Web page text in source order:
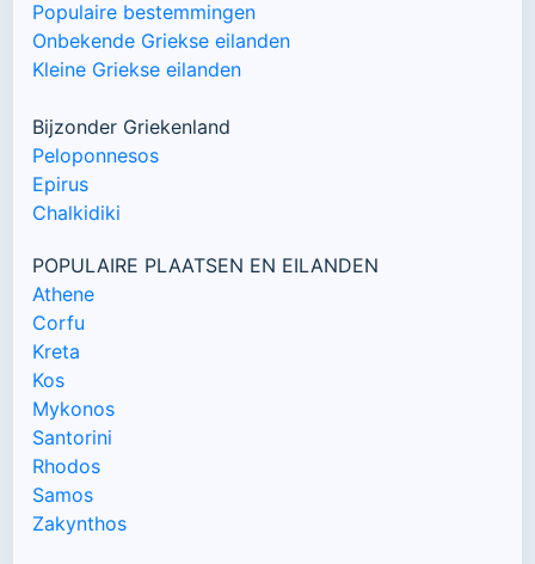
Populaire bestemmingen
Onbekende Griekse eilanden
Kleine Griekse eilanden
Bijzonder Griekenland
Peloponnesos
Epirus
Chalkidiki
POPULAIRE PLAATSEN EN EILANDEN
Athene
Corfu
Kreta
Kos
Mykonos
Santorini
Rhodos
Samos
Zakynthos